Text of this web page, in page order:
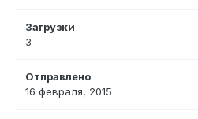
Загрузки
3
Отправлено
16 февраля, 2015